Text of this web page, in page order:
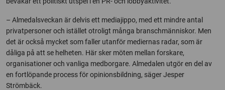
– Almedalsveckan är delvis ett mediajippo, med ett mindre antal
privatpersoner och istället otroligt många branschmänniskor. Men
det är också mycket som faller utanför mediernas radar, som är
dåliga på att se helheten. Här sker möten mellan forskare,
organisationer och vanliga medborgare. Almedalen utgör en del av
en fortlöpande process för opinionsbildning, säger Jesper
Strömbäck.